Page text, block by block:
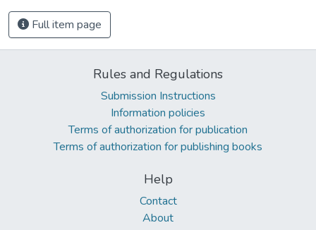
Full item page
Rules and Regulations
Submission Instructions
Information policies
Terms of authorization for publication
Terms of authorization for publishing books
Help
Contact
About